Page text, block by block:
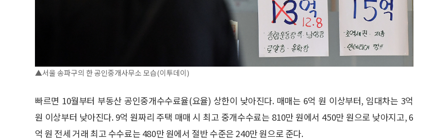
▲서울 송파구의 한 공인중개사무소 모습(이투데이)
빠르면 10월부터 부동산 공인중개수수료율(요율) 상한이 낮아진다. 매매는 6억 원 이상부터, 임대차는 3억
원 이상부터 낮아진다. 9억 원짜리 주택 매매 시 최고 중개수수료는 810만 원에서 450만 원으로 낮아지고, 6
억 원 전세 거래 최고 수수료는 480만 원에서 절반 수준은 240만 원으로 준다.